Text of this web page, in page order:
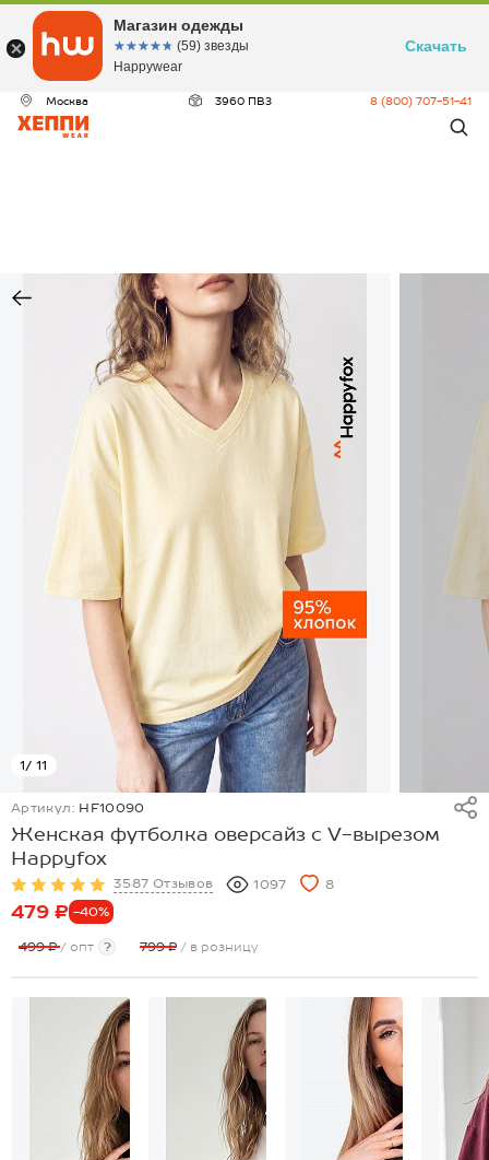
Москва 3960 ПВЗ 8 (800) 707-51-41
1/ 11
Артикул: HF10090
Женская футболка оверсайз с V-вырезом
Happyfox
3587 Отзывов 1097 8
479 ₽ -40%
499 ₽/ опт ? 799 ₽ / в розницу
Магазин одежды
☆☆☆☆☆
★★★★★ (59) звезды
Happywear
Скачать